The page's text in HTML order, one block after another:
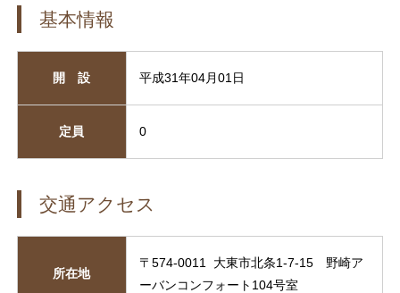
基本情報
開 設 平成31年04月01日
定員 0
交通アクセス
所在地
〒574-0011 大東市北条1-7-15 野崎ア
ーバンコンフォート104号室